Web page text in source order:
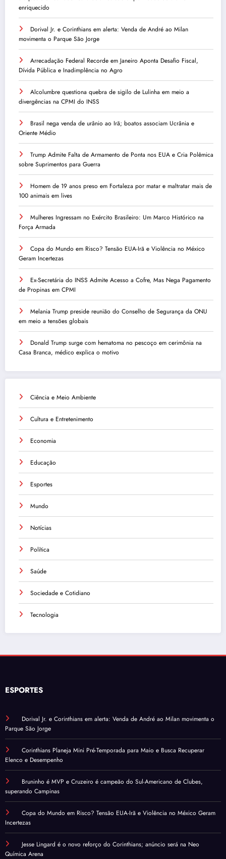
enriquecido
Dorival Jr. e Corinthians em alerta: Venda de André ao Milan
movimenta o Parque São Jorge
Arrecadação Federal Recorde em Janeiro Aponta Desafio Fiscal,
Dívida Pública e Inadimplência no Agro
Alcolumbre questiona quebra de sigilo de Lulinha em meio a
divergências na CPMI do INSS
Brasil nega venda de urânio ao Irã; boatos associam Ucrânia e
Oriente Médio
Trump Admite Falta de Armamento de Ponta nos EUA e Cria Polêmica
sobre Suprimentos para Guerra
Homem de 19 anos preso em Fortaleza por matar e maltratar mais de
100 animais em lives
Mulheres Ingressam no Exército Brasileiro: Um Marco Histórico na
Força Armada
Copa do Mundo em Risco? Tensão EUA-Irã e Violência no México
Geram Incertezas
Ex-Secretária do INSS Admite Acesso a Cofre, Mas Nega Pagamento
de Propinas em CPMI
Melania Trump preside reunião do Conselho de Segurança da ONU
em meio a tensões globais
Donald Trump surge com hematoma no pescoço em cerimônia na
Casa Branca, médico explica o motivo
Ciência e Meio Ambiente
Cultura e Entretenimento
Economia
Educação
Esportes
Mundo
Notícias
Política
Saúde
Sociedade e Cotidiano
Tecnologia
ESPORTES
Dorival Jr. e Corinthians em alerta: Venda de André ao Milan movimenta o
Parque São Jorge
Corinthians Planeja Mini Pré-Temporada para Maio e Busca Recuperar
Elenco e Desempenho
Bruninho é MVP e Cruzeiro é campeão do Sul-Americano de Clubes,
superando Campinas
Copa do Mundo em Risco? Tensão EUA-Irã e Violência no México Geram
Incertezas
Jesse Lingard é o novo reforço do Corinthians; anúncio será na Neo
Química Arena